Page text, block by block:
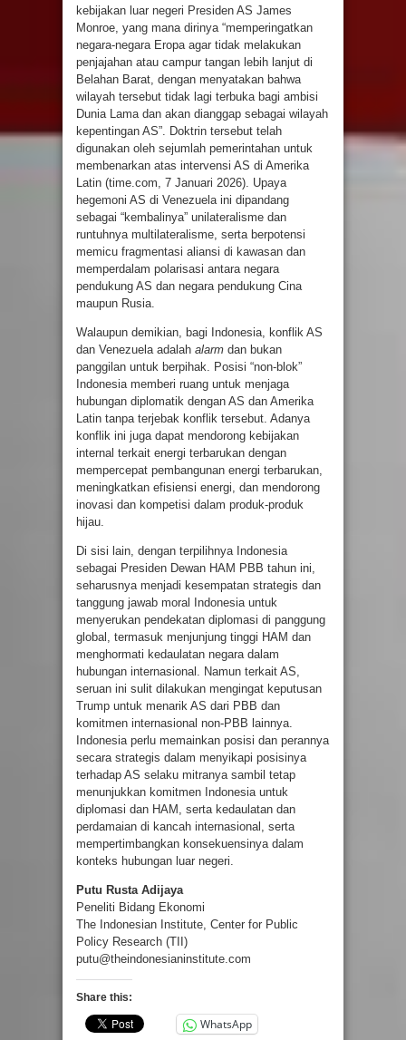
kebijakan luar negeri Presiden AS James
Monroe, yang mana dirinya “memperingatkan
negara-negara Eropa agar tidak melakukan
penjajahan atau campur tangan lebih lanjut di
Belahan Barat, dengan menyatakan bahwa
wilayah tersebut tidak lagi terbuka bagi ambisi
Dunia Lama dan akan dianggap sebagai wilayah
kepentingan AS”. Doktrin tersebut telah
digunakan oleh sejumlah pemerintahan untuk
membenarkan atas intervensi AS di Amerika
Latin (time.com, 7 Januari 2026). Upaya
hegemoni AS di Venezuela ini dipandang
sebagai “kembalinya” unilateralisme dan
runtuhnya multilateralisme, serta berpotensi
memicu fragmentasi aliansi di kawasan dan
memperdalam polarisasi antara negara
pendukung AS dan negara pendukung Cina
maupun Rusia.
Walaupun demikian, bagi Indonesia, konflik AS
dan Venezuela adalah alarm dan bukan
panggilan untuk berpihak. Posisi “non-blok”
Indonesia memberi ruang untuk menjaga
hubungan diplomatik dengan AS dan Amerika
Latin tanpa terjebak konflik tersebut. Adanya
konflik ini juga dapat mendorong kebijakan
internal terkait energi terbarukan dengan
mempercepat pembangunan energi terbarukan,
meningkatkan efisiensi energi, dan mendorong
inovasi dan kompetisi dalam produk-produk
hijau.
Di sisi lain, dengan terpilihnya Indonesia
sebagai Presiden Dewan HAM PBB tahun ini,
seharusnya menjadi kesempatan strategis dan
tanggung jawab moral Indonesia untuk
menyerukan pendekatan diplomasi di panggung
global, termasuk menjunjung tinggi HAM dan
menghormati kedaulatan negara dalam
hubungan internasional. Namun terkait AS,
seruan ini sulit dilakukan mengingat keputusan
Trump untuk menarik AS dari PBB dan
komitmen internasional non-PBB lainnya.
Indonesia perlu memainkan posisi dan perannya
secara strategis dalam menyikapi posisinya
terhadap AS selaku mitranya sambil tetap
menunjukkan komitmen Indonesia untuk
diplomasi dan HAM, serta kedaulatan dan
perdamaian di kancah internasional, serta
mempertimbangkan konsekuensinya dalam
konteks hubungan luar negeri.
Putu Rusta Adijaya
Peneliti Bidang Ekonomi
The Indonesian Institute, Center for Public
Policy Research (TII)
putu@theindonesianinstitute.com
Share this:
WhatsApp